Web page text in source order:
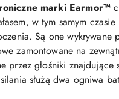
marki Earmor™
w tym samym
Są one wykrywane
zamontowane na
przez głośniki znajdujące
służą dwa ogniwa